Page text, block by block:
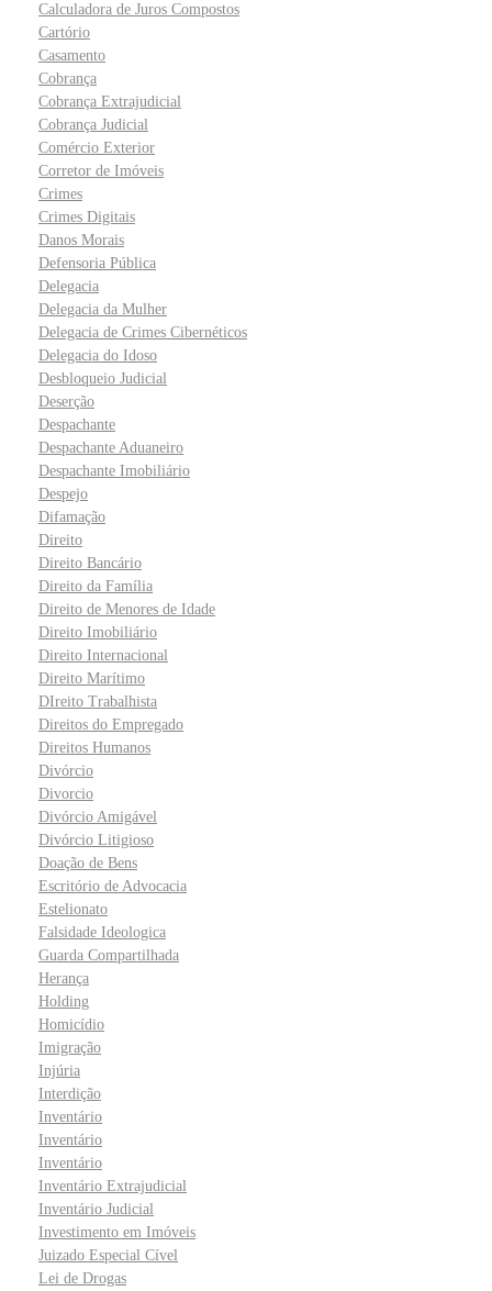
Calculadora de Juros Compostos
Cartório
Casamento
Cobrança
Cobrança Extrajudicial
Cobrança Judicial
Comércio Exterior
Corretor de Imóveis
Crimes
Crimes Digitais
Danos Morais
Defensoria Pública
Delegacia
Delegacia da Mulher
Delegacia de Crimes Cibernéticos
Delegacia do Idoso
Desbloqueio Judicial
Deserção
Despachante
Despachante Aduaneiro
Despachante Imobiliário
Despejo
Difamação
Direito
Direito Bancário
Direito da Família
Direito de Menores de Idade
Direito Imobiliário
Direito Internacional
Direito Marítimo
DIreito Trabalhista
Direitos do Empregado
Direitos Humanos
Divórcio
Divorcio
Divórcio Amigável
Divórcio Litigioso
Doação de Bens
Escritório de Advocacia
Estelionato
Falsidade Ideologica
Guarda Compartilhada
Herança
Holding
Homicídio
Imigração
Injúria
Interdição
Inventário
Inventário
Inventário
Inventário Extrajudicial
Inventário Judicial
Investimento em Imóveis
Juizado Especial Cível
Lei de Drogas